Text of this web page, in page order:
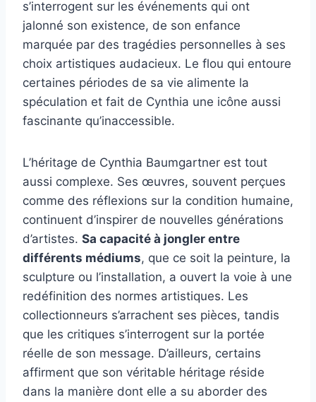
s’interrogent sur les événements qui ont
jalonné son existence, de son enfance
marquée par des tragédies personnelles à ses
choix artistiques audacieux. Le flou qui entoure
certaines périodes de sa vie alimente la
spéculation et fait de Cynthia une icône aussi
fascinante qu’inaccessible.
L’héritage de Cynthia Baumgartner est tout
aussi complexe. Ses œuvres, souvent perçues
comme des réflexions sur la condition humaine,
continuent d’inspirer de nouvelles générations
d’artistes. Sa capacité à jongler entre
différents médiums, que ce soit la peinture, la
sculpture ou l’installation, a ouvert la voie à une
redéfinition des normes artistiques. Les
collectionneurs s’arrachent ses pièces, tandis
que les critiques s’interrogent sur la portée
réelle de son message. D’ailleurs, certains
affirment que son véritable héritage réside
dans la manière dont elle a su aborder des